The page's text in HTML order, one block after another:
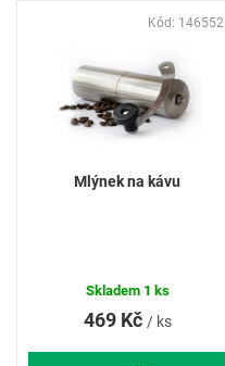
Mlýnek na kávu
469 Kč / ks
Skladem 1 ks
Kód: 146552